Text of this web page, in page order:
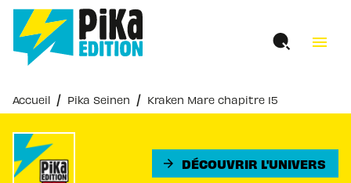
MENU RECHERCHE
PIED DE PAGE
menu
Accueil / Pika Seinen / Kraken Mare chapitre 15
arrow_forward DÉCOUVRIR L'UNIVERS